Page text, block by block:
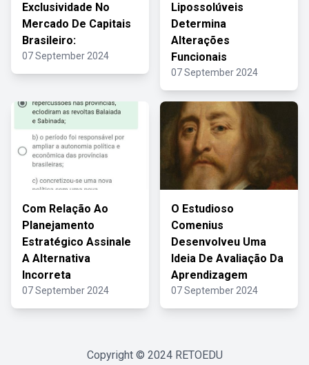
Exclusividade No
Mercado De Capitais
Brasileiro:
07 September 2024
Lipossolúveis
Determina
Alterações
Funcionais
07 September 2024
Com Relação Ao
Planejamento
Estratégico Assinale
A Alternativa
Incorreta
07 September 2024
O Estudioso
Comenius
Desenvolveu Uma
Ideia De Avaliação Da
Aprendizagem
07 September 2024
Copyright © 2024 RETOEDU